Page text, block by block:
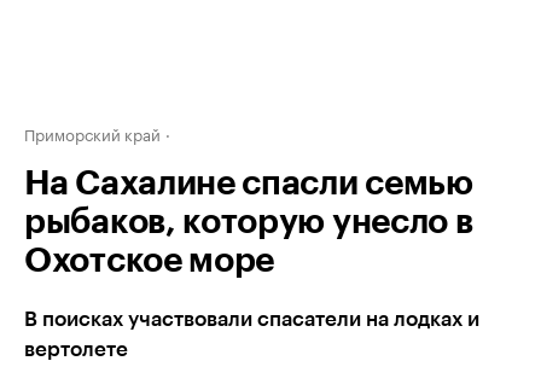
Приморский край
На Сахалине спасли семью
рыбаков, которую унесло в
Охотское море
В поисках участвовали спасатели на лодках и
вертолете